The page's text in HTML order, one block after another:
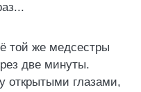
той же медсестры
две минуты.
открытыми глазами,